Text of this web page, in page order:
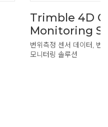
Trimble 4D
Monitoring
변위측정 센서 데이터, 변
모니터링 솔루션